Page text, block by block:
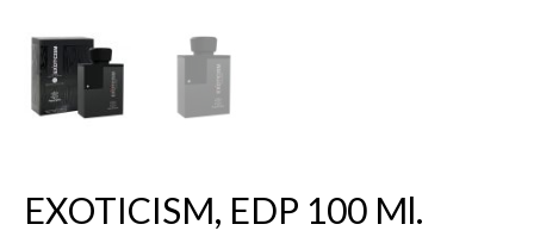
EXOTICISM, EDP 100 Ml.